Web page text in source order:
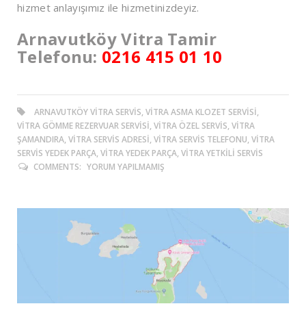
hizmet anlayışımız ile hizmetinizdeyiz.
Arnavutköy Vitra Tamir
Telefonu: 0216 415 01 10
ARNAVUTKÖY VITRA SERVIS, VITRA ASMA KLOZET SERVISI,
VITRA GÖMME REZERVUAR SERVISI, VITRA ÖZEL SERVIS, VITRA
ŞAMANDIRA, VITRA SERVIS ADRESI, VITRA SERVIS TELEFONU, VITRA
SERVIS YEDEK PARÇA, VITRA YEDEK PARÇA, VITRA YETKILI SERVIS
COMMENTS: YORUM YAPILMAMIŞ